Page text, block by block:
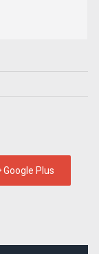
Google Plus